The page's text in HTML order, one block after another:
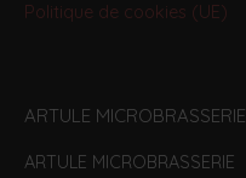
Politique de cookies (UE)
ARTULE MICROBRASSERIE
ARTULE MICROBRASSERIE